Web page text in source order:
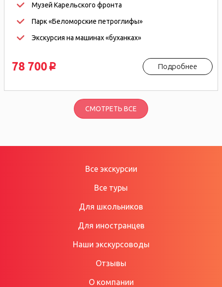
Музей Карельского фронта
Парк «Беломорские петроглифы»
Экскурсия на машинах «буханках»
78 700 p Подробнее
СМОТРЕТЬ ВСЕ
Все экскурсии
Все туры
Для школьников
Для иностранцев
Наши экскурсоводы
Отзывы
О компании